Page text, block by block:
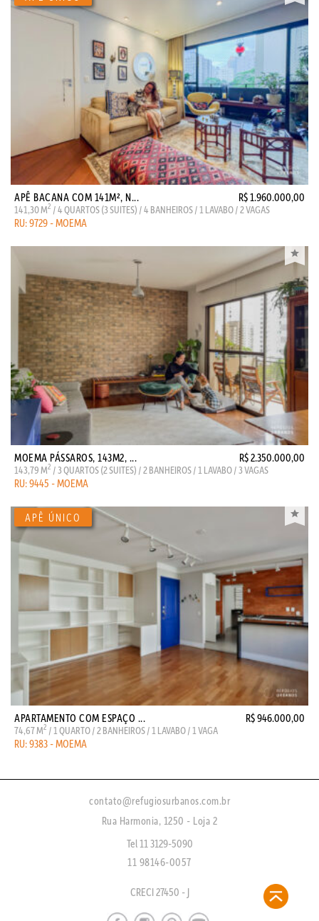
APÊ BACANA COM 141M², N... R$ 1.960.000,00
141,30 M2 / 4 QUARTOS (3 SUITES) / 4 BANHEIROS / 1 LAVABO / 2 VAGAS
RU: 9729 - MOEMA
MOEMA PÁSSAROS, 143M2, ... R$ 2.350.000,00
143,79 M2 / 3 QUARTOS (2 SUITES) / 2 BANHEIROS / 1 LAVABO / 3 VAGAS
RU: 9445 - MOEMA
APARTAMENTO COM ESPAÇO ... R$ 946.000,00
74,67 M2 / 1 QUARTO / 2 BANHEIROS / 1 LAVABO / 1 VAGA
RU: 9383 - MOEMA
contato@refugiosurbanos.com.br
Rua Harmonia, 1250 - Loja 2
Tel 11 3129-5090
11 98146-0057
CRECI 27450 - J